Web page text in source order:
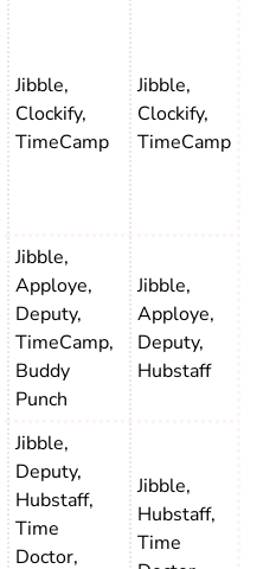
Jibble,
Clockify,
TimeCamp
Jibble,
Clockify,
TimeCamp
Jibble,
Apploye,
Deputy,
TimeCamp,
Buddy
Punch
Jibble,
Apploye,
Deputy,
Hubstaff
Jibble,
Deputy,
Hubstaff,
Time
Doctor,
Jibble,
Hubstaff,
Time